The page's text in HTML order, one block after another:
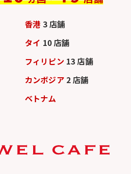
香港 3 店舗
タイ 10 店舗
フィリピン 13 店舗
カンボジア 2 店舗
ベトナム